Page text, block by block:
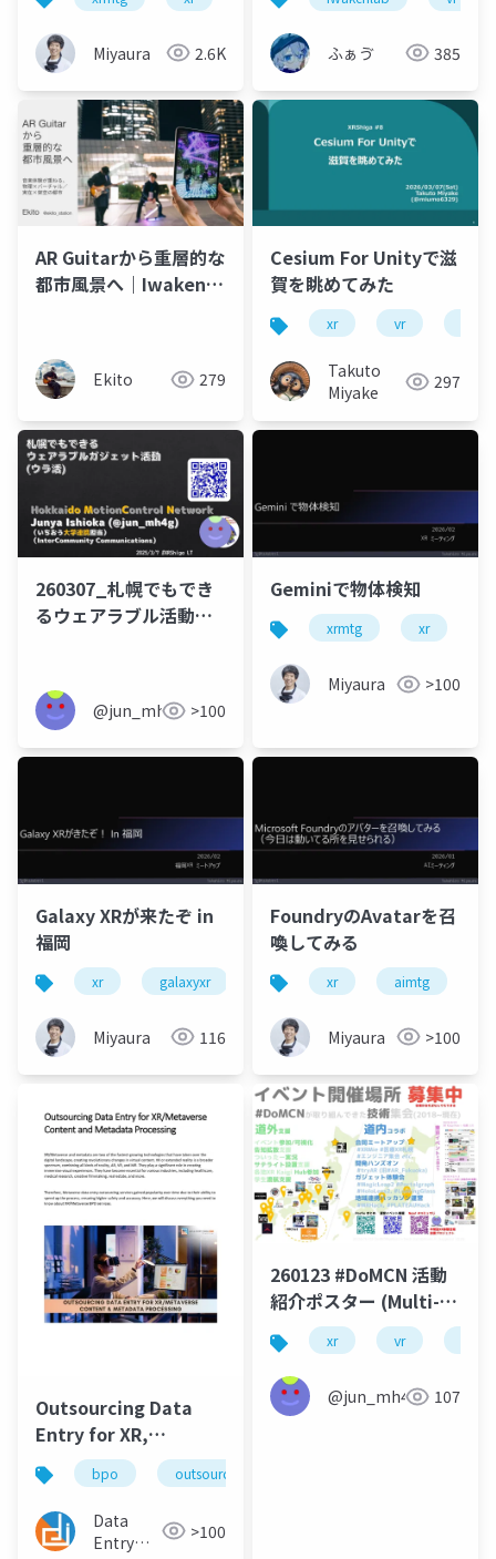
Miyaura 2.6K ふぁゔ 385
AR Guitarから重層的な
都市風景へ｜Iwaken
Ekito 279
Cesium For Unityで滋
賀を眺めてみた
xr vr
Takuto
Miyake
297
260307_札幌でもでき
るウェアラブル活動
@jun_mh4g>100
Geminiで物体検知
xrmtg xr
Miyaura >100
Galaxy XRが来たぞ in
福岡
xr galaxyxr
Miyaura 116
FoundryのAvatarを召
喚してみる
xr aimtg
Miyaura >100
Outsourcing Data
Entry for XR,
Metaverse Content
And Metadata
Processing
bpo outsourcing
Data
Entry
>100
260123 #DoMCN 活動
紹介ポスター (Multi-
Tech Exhibition in
Sapporo 2026展示資
料)
xr vr
@jun_mh4g 107